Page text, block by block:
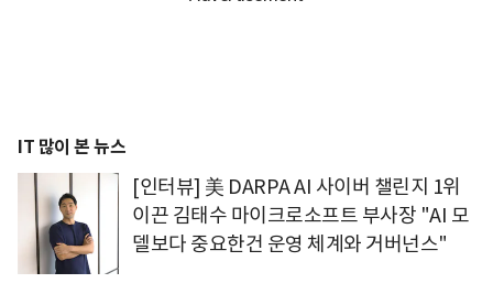
IT 많이 본 뉴스
[인터뷰] 美 DARPA AI 사이버 챌린지 1위
이끈 김태수 마이크로소프트 부사장 "AI 모
델보다 중요한건 운영 체계와 거버넌스"